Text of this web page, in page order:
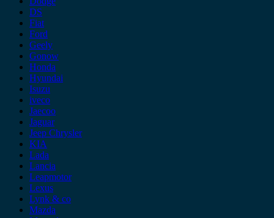
DS
Fiat
Ford
Geely
Gonow
Honda
Hyundai
Isuzu
iveco
Jaecoo
Jaguar
Jeep Chrysler
KIA
Lada
Lancia
Leapmotor
Lexus
Lynk & co
Mazda